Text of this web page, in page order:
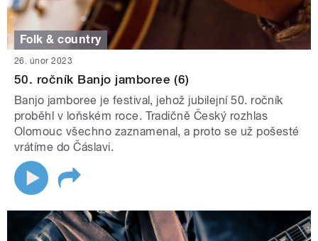
Folk & country
26. únor 2023
50. ročník Banjo jamboree (6)
Banjo jamboree je festival, jehož jubilejní 50. ročník
proběhl v loňském roce. Tradičně Český rozhlas
Olomouc všechno zaznamenal, a proto se už pošesté
vrátíme do Čáslavi.